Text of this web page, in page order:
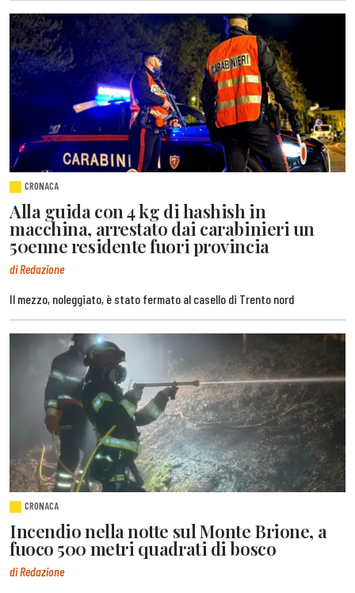
CRONACA
Alla guida con 4 kg di hashish in
macchina, arrestato dai carabinieri un
50enne residente fuori provincia
di Redazione
Il mezzo, noleggiato, è stato fermato al casello di Trento nord
CRONACA
Incendio nella notte sul Monte Brione, a
fuoco 500 metri quadrati di bosco
di Redazione